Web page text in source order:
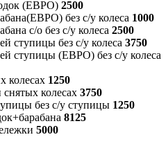
(ЕВРО) 2500
без с/у колеса 1000
с/о без с/у колеса 2500
ступицы без с/у колеса 3750
ступицы (ЕВРО) без с/у колеса
колесах 1250
колесах 3750
без с/у ступицы 1250
8125
5000